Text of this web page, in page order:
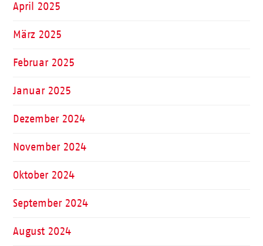
April 2025
März 2025
Februar 2025
Januar 2025
Dezember 2024
November 2024
Oktober 2024
September 2024
August 2024